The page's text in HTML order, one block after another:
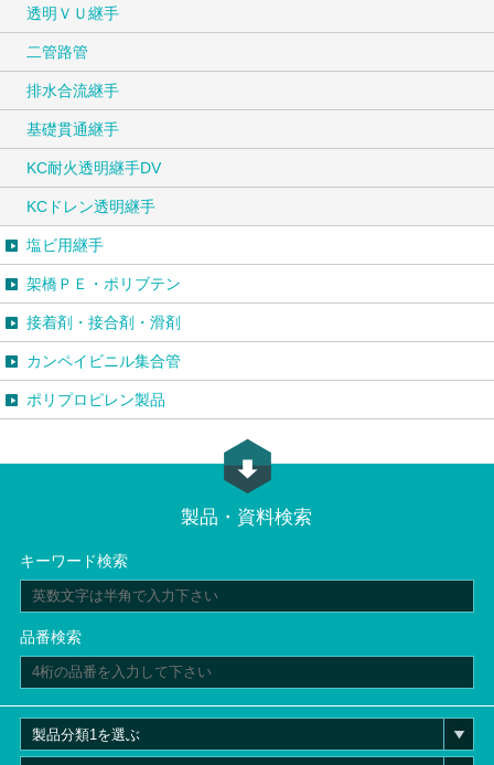
透明ＶＵ継手
二管路管
排水合流継手
基礎貫通継手
KC耐火透明継手DV
KCドレン透明継手
塩ビ用継手
架橋ＰＥ・ポリブテン
接着剤・接合剤・滑剤
カンペイビニル集合管
ポリプロピレン製品
製品・資料検索
キーワード検索
品番検索